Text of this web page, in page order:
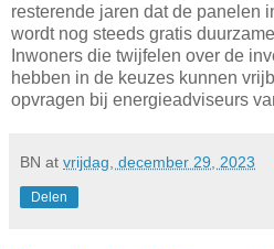
resterende jaren dat de panelen
wordt nog steeds gratis
Inwoners die twijfelen over de
hebben in de keuzes kunnen
opvragen bij energieadviseurs
BN at vrijdag, december 29, 2023
Delen